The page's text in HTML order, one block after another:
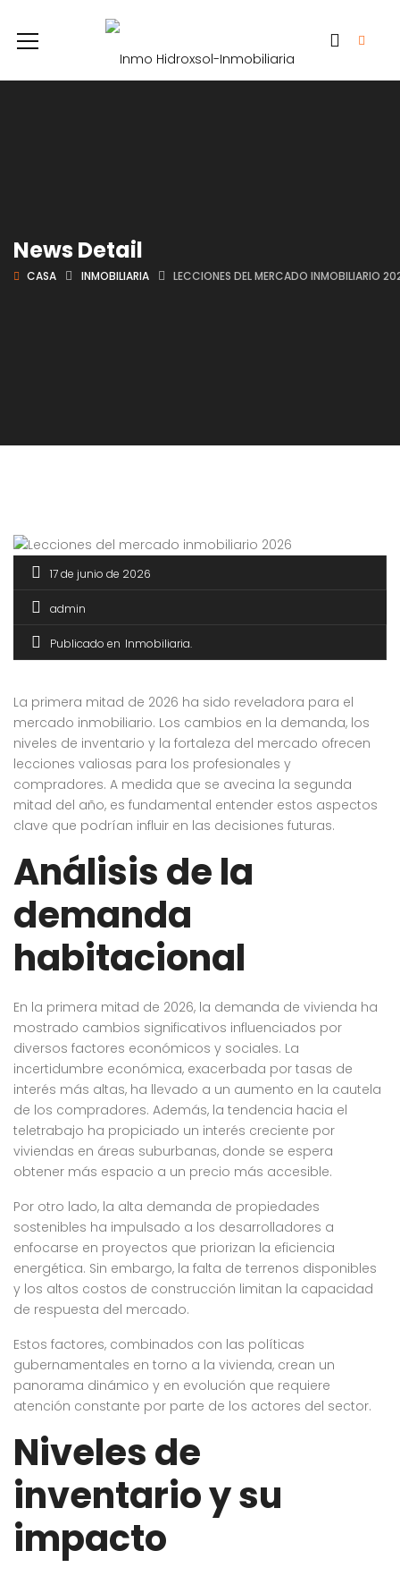
News Detail
CASA INMOBILIARIA LECCIONES DEL MERCADO INMOBILIARIO
17 de junio de 2026
admin
Publicado en Inmobiliaria
La primera mitad de 2026 ha sido reveladora para el
mercado inmobiliario. Los cambios en la demanda, los
niveles de inventario y la fortaleza del mercado ofrecen
lecciones valiosas para los profesionales y
compradores. A medida que se avecina la segunda
mitad del año, es fundamental entender estos aspectos
clave que podrían influir en las decisiones futuras.
Análisis de la
demanda
habitacional
En la primera mitad de 2026, la demanda de vivienda ha
mostrado cambios significativos influenciados por
diversos factores económicos y sociales. La
incertidumbre económica, exacerbada por tasas de
interés más altas, ha llevado a un aumento en la cautela
de los compradores. Además, la tendencia hacia el
teletrabajo ha propiciado un interés creciente por
viviendas en áreas suburbanas, donde se espera
obtener más espacio a un precio más accesible.
Por otro lado, la alta demanda de propiedades
sostenibles ha impulsado a los desarrolladores a
enfocarse en proyectos que priorizan la eficiencia
energética. Sin embargo, la falta de terrenos disponibles
y los altos costos de construcción limitan la capacidad
de respuesta del mercado.
Estos factores, combinados con las políticas
gubernamentales en torno a la vivienda, crean un
panorama dinámico y en evolución que requiere
atención constante por parte de los actores del sector.
Niveles de
inventario y su
impacto